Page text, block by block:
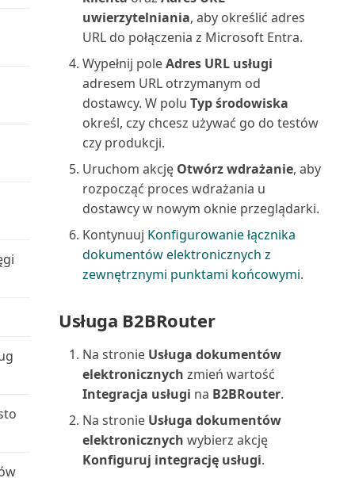
Wyświetlanie i edytowanie w
programie Excel z B...
Wyświetlanie niestandardowych
raportów Power BI
Zatwierdzanie lub odrzucanie
Zawartość w trakcie
przygotowywania
Zmiana firmy i innych ustawień
w Teams
Znajdowanie zaksięgowanych
dokumentów bez dokum...
Łączenie programów Excel,
Word, Outlook, OneDri...
Łączenie z Power BI z Business
Central on-premi...
Używanie Business Central z
Outlookiem
Używanie kluczy alokacji w
dziennikach głównych
Używanie rozszerzenia do
importu plików QuickBo...
Używanie rozszerzenia
formatów plików podatkowy...
Używanie rozszerzenia
Prognoza sprzedaży i zapa...
Wprowadzanie danych w
Business Central
Wprowadzanie dat i godzin w
Business Central
Wprowadzenie do tworzenia
układów raportów
Nabywca: szczegółowy bilans
próbny (raport)
Nabywca: zestawienie obrotów i
sald (raport)
Należności-Zobowiązania
(raport)
Numery dokumentów środków
trwałych (raport)
Obciążenie centrum
maszynowego (raport)
produkcyjnego/wykres (raport)
Obciążenie gniazda roboczego
(raport)
Obciążenie gniazda
roboczego/Wykres (raport)
uwierzytelniania, aby określić adres
URL do połączenia z Microsoft Entra.
Wypełnij poleAdres URL usługi
adresem URL otrzymanym od
dostawcy. W polu Typ środowiska
określ, czy chcesz używać go do testów
czy produkcji.
Uruchom akcję Otwórz wdrażanie, aby
rozpocząć proces wdrażania u
dostawcy w nowym oknie przeglądarki.
Kontynuuj Konfigurowanie łącznika
dokumentów elektronicznych z
zewnętrznymi punktami końcowymi.
Usługa B2BRouter
Na stronie Usługa dokumentów
elektronicznych zmień wartość
Integracja usługi na B2BRouter.
Na stronie Usługa dokumentów
elektronicznych wybierz akcję
Konfiguruj integrację usługi.